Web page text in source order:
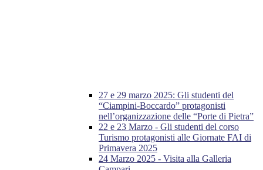
27 e 29 marzo 2025: Gli studenti del
“Ciampini-Boccardo” protagonisti
nell’organizzazione delle “Porte di Pietra”
22 e 23 Marzo - Gli studenti del corso
Turismo protagonisti alle Giornate FAI di
Primavera 2025
24 Marzo 2025 - Visita alla Galleria